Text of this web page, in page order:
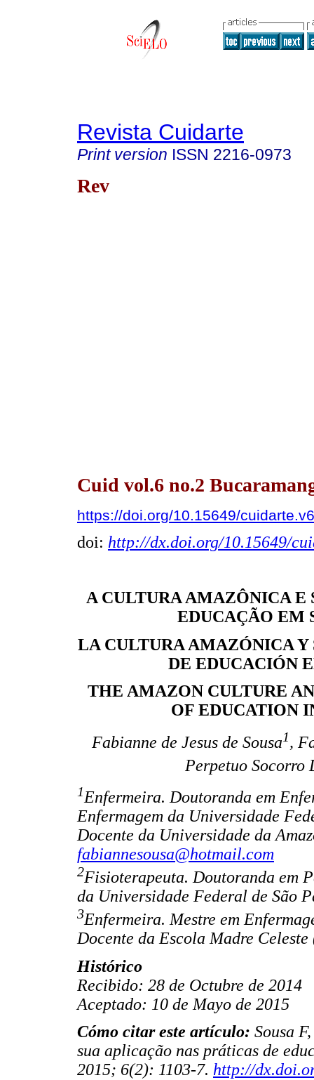
Revista Cuidarte
Print version ISSN 2216-0973
Rev
Cuid vol.6 no.2
https://doi.org/10.15649/
doi: http://dx.doi.org/10.15649/
A CULTURA AMAZÔNICA E
EDUCAÇÃO EM
LA CULTURA AMAZÓNICA
DE EDUCACIÓN
THE AMAZON CULTURE
OF EDUCATION
Fabianne de Jesus de Sousa1,
Perpetuo
1Enfermeira. Doutoranda em
Enfermagem da Universidade
Docente da Universidade da
fabiannesousa@hotmail.com
2Fisioterapeuta. Doutoranda em
da Universidade Federal de São
3Enfermeira. Mestre em
Docente da Escola Madre
Histórico
Recibido: 28 de Octubre de 2014
Aceptado: 10 de Mayo de 2015
Cómo citar este artículo: Sousa
sua aplicação nas práticas de
2015; 6(2): 1103-7. http://